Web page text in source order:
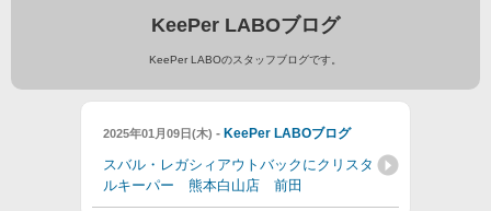
KeePer LABOブログ
KeePer LABOのスタッフブログです。
2025年01月09日(木) - KeePer LABOブログ
スバル・レガシィアウトバックにクリスタ
ルキーパー 熊本白山店 前田